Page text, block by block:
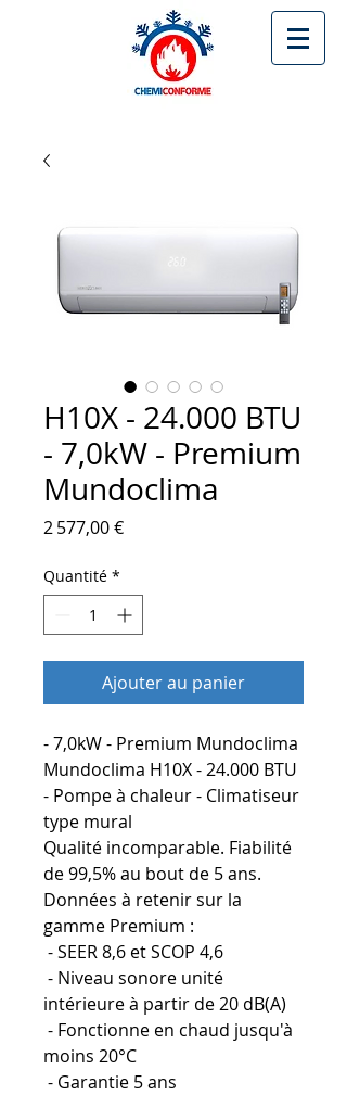
H10X - 24.000 BTU
- 7,0kW - Premium
Mundoclima
2 577,00 €Prix
Quantité *
Ajouter au panier
- 7,0kW - Premium Mundoclima
Mundoclima H10X - 24.000 BTU
- Pompe à chaleur - Climatiseur
type mural
Qualité incomparable. Fiabilité
de 99,5% au bout de 5 ans.
Données à retenir sur la
gamme Premium :
- SEER 8,6 et SCOP 4,6
- Niveau sonore unité
intérieure à partir de 20 dB(A)
- Fonctionne en chaud jusqu'à
moins 20°C
- Garantie 5 ans